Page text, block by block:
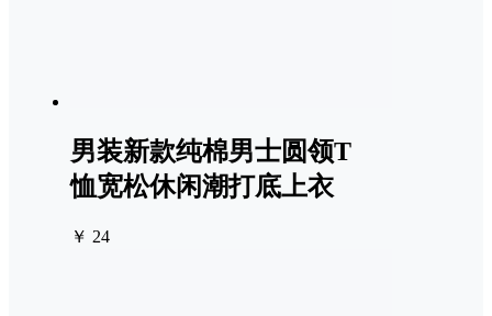
男装新款纯棉男士圆领T
恤宽松休闲潮打底上衣
￥ 24